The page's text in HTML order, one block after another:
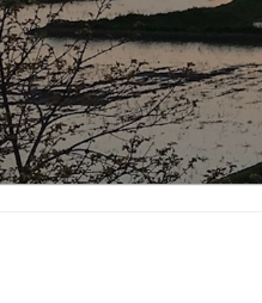
キ
ッ
プ